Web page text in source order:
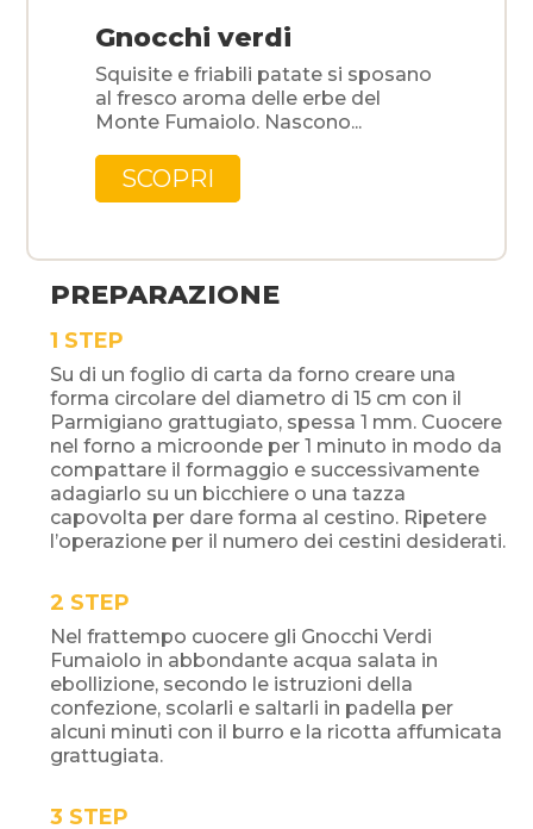
Gnocchi verdi
Squisite e friabili patate si sposano
al fresco aroma delle erbe del
Monte Fumaiolo. Nascono...
SCOPRI
PREPARAZIONE
STEP
Su di un foglio di carta da forno creare una
forma circolare del diametro di 15 cm con il
Parmigiano grattugiato, spessa 1 mm. Cuocere
nel forno a microonde per 1 minuto in modo da
compattare il formaggio e successivamente
adagiarlo su un bicchiere o una tazza
capovolta per dare forma al cestino. Ripetere
l’operazione per il numero dei cestini desiderati.
STEP
Nel frattempo cuocere gli Gnocchi Verdi
Fumaiolo in abbondante acqua salata in
ebollizione, secondo le istruzioni della
confezione, scolarli e saltarli in padella per
alcuni minuti con il burro e la ricotta affumicata
grattugiata.
STEP